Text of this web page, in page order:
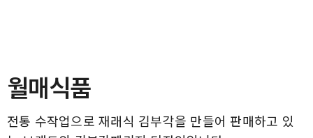
월매식품
전통 수작업으로 재래식 김부각을 만들어 판매하고 있